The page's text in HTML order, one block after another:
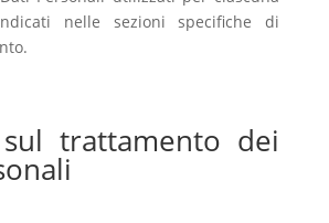
nelle sezioni specifiche di
trattamento dei